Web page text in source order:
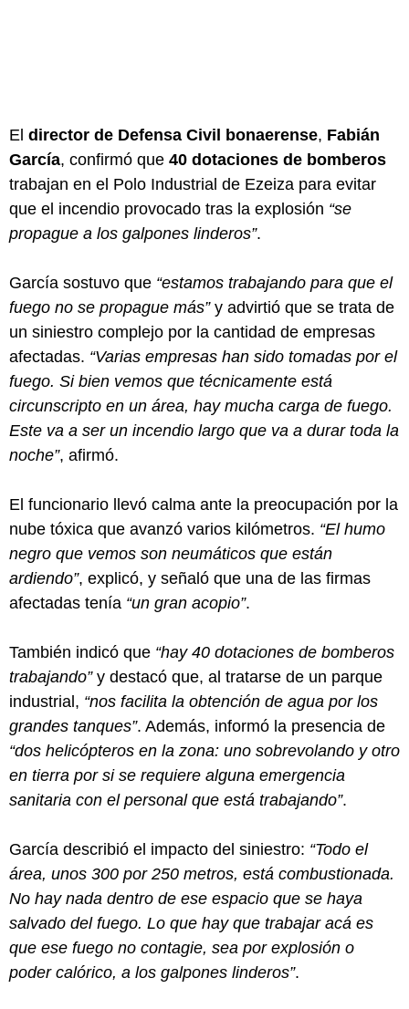
El director de Defensa Civil bonaerense, Fabián
García, confirmó que 40 dotaciones de bomberos
trabajan en el Polo Industrial de Ezeiza para evitar
que el incendio provocado tras la explosión “se
propague a los galpones linderos”.
García sostuvo que “estamos trabajando para que el
fuego no se propague más”y advirtió que se trata de
un siniestro complejo por la cantidad de empresas
afectadas. “Varias empresas han sido tomadas por el
fuego. Si bien vemos que técnicamente está
circunscripto en un área, hay mucha carga de fuego.
Este va a ser un incendio largo que va a durar toda la
noche”, afirmó.
El funcionario llevó calma ante la preocupación por la
nube tóxica que avanzó varios kilómetros. “El humo
negro que vemos son neumáticos que están
ardiendo”, explicó, y señaló que una de las firmas
afectadas tenía “un gran acopio”.
También indicó que “hay 40 dotaciones de bomberos
trabajando”y destacó que, al tratarse de un parque
industrial, “nos facilita la obtención de agua por los
grandes tanques”. Además, informó la presencia de
“dos helicópteros en la zona: uno sobrevolando y otro
en tierra por si se requiere alguna emergencia
sanitaria con el personal que está trabajando”.
García describió el impacto del siniestro: “Todo el
área, unos 300 por 250 metros, está combustionada.
No hay nada dentro de ese espacio que se haya
salvado del fuego. Lo que hay que trabajar acá es
que ese fuego no contagie, sea por explosión o
poder calórico, a los galpones linderos”.